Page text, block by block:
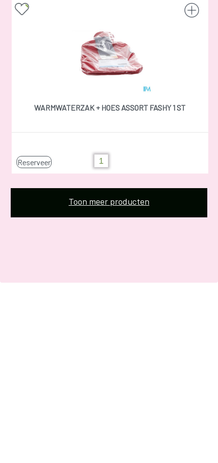
WARMWATERZAK + HOES ASSORT FASHY 1 ST
Reserveer
Toon meer producten